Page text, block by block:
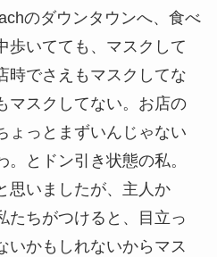
のダウンタウンへ、食べ
歩いてても、マスクして
時でさえもマスクしてな
マスクしてない。お店の
ょっとまずいんじゃない
とドン引き状態の私。
思いましたが、主人か
たちがつけると、目立っ
いかもしれないからマス